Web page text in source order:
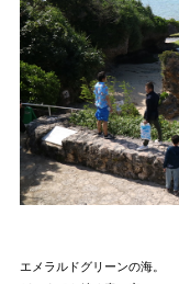
エメラルドグリーンの海。